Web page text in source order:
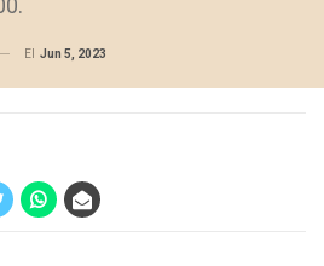
El Jun 5, 2023